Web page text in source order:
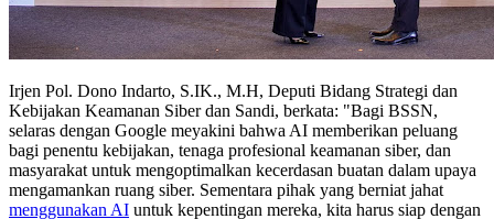
Irjen Pol. Dono Indarto, S.IK., M.H, Deputi Bidang Strategi dan
Kebijakan Keamanan Siber dan Sandi, berkata: "Bagi BSSN,
selaras dengan Google meyakini bahwa AI memberikan peluang
bagi penentu kebijakan, tenaga profesional keamanan siber, dan
masyarakat untuk mengoptimalkan kecerdasan buatan dalam upaya
mengamankan ruang siber. Sementara pihak yang berniat jahat
menggunakan AI untuk kepentingan mereka, kita harus siap dengan